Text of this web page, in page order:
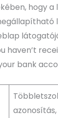
hogy a
haven’t
bank